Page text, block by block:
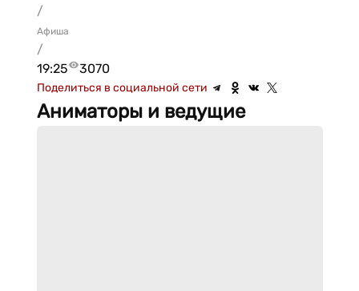
/
Афиша
/
19:25
3070
Поделиться в социальной сети
Аниматоры и ведущие